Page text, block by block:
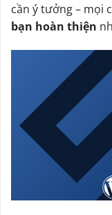
cần ý tưởng – mọi
bạn hoàn thiện